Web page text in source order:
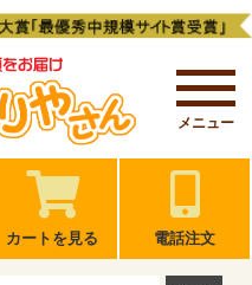
メニュー
カートを見る 電話注文